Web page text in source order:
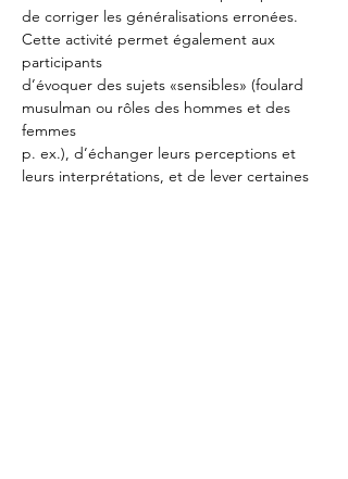
de corriger les généralisations erronées.
Cette activité permet également aux
participants
d’évoquer des sujets «sensibles» (foulard
musulman ou rôles des hommes et des
femmes
p. ex.), d’échanger leurs perceptions et
leurs interprétations, et de lever certaines